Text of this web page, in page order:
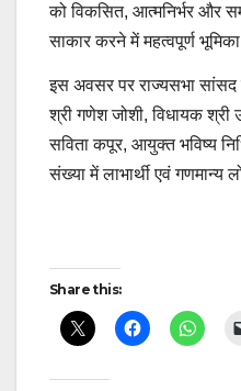
को विकसित, आत्मनिर्भर और
साकार करने में महत्वपूर्ण भूमिका
इस अवसर पर राज्यसभा
श्री गणेश जोशी, विधायक श्री
सविता कपूर, आयुक्त भविष्य
संख्या में लाभार्थी एवं गणमान्य
Post
navigation
Share this: